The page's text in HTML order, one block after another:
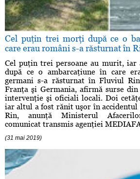
Cel puţin trei morţi după ce o
care erau români s-a răsturnat în
Cel puţin trei persoane au murit, iar
după ce o ambarcaţiune în care
germani s-a răsturnat în Fluviul
Franţa şi Germania, afirmă surse
intervenţie şi oficiali locali. Doi
iar altul a fost rănit uşor în
Rin, anunţă Ministerul
comunicat transmis agenţiei
(31 mai 2019)